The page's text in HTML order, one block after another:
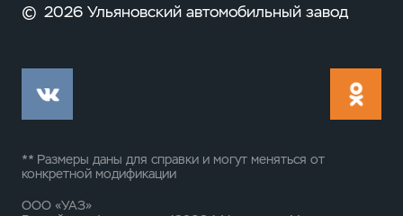
© 2026 Ульяновский автомобильный завод
** Размеры даны для справки и могут меняться от
конкретной модификации
ООО «УАЗ»